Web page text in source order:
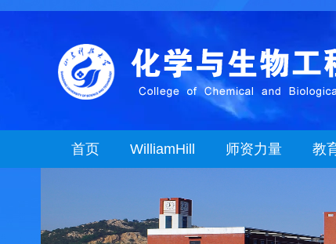
首页 WilliamHill 师资力量 教